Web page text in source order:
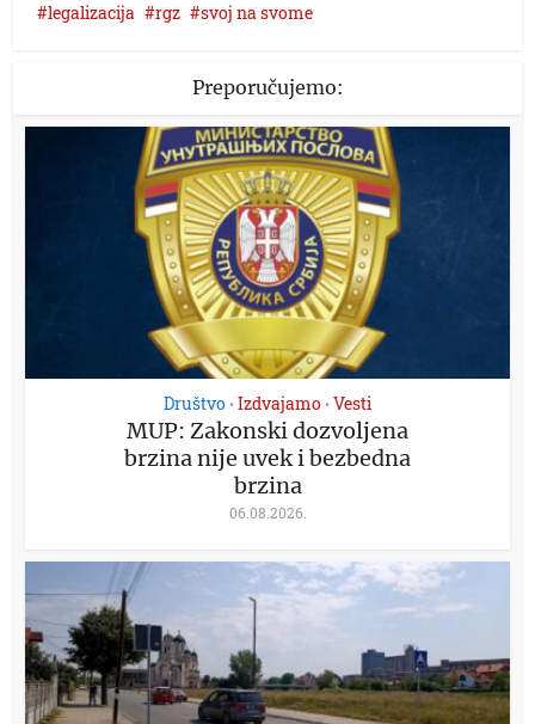
legalizacija rgz svoj na svome
Preporučujemo:
Društvo • Izdvajamo • Vesti
MUP: Zakonski dozvoljena
brzina nije uvek i bezbedna
brzina
06.08.2026.